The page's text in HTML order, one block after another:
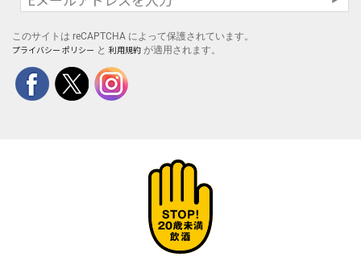
このサイトは reCAPTCHA によって保護されています。
プライバシー ポリシー と 利用規約 が適用されます。